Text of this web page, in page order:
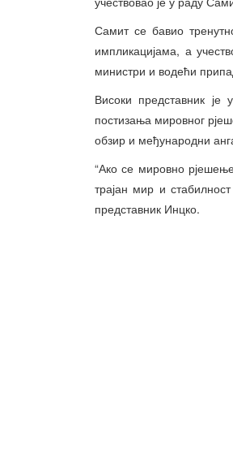
Самит се бавио
импликацијама, а
министри и водећи
Високи представник
постизања мировног
обзир и међународни
“Ако се мировно
трајан мир и
представник Инцко.